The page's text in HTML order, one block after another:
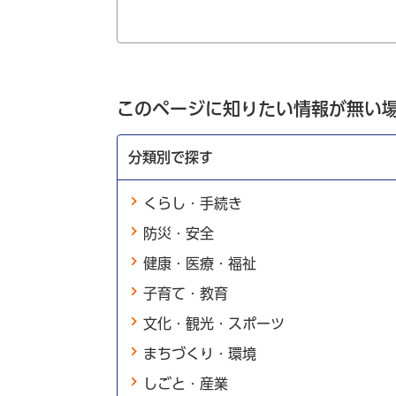
このページに知りたい情報が無い
分類別で探す
くらし・手続き
防災・安全
健康・医療・福祉
子育て・教育
文化・観光・スポーツ
まちづくり・環境
しごと・産業